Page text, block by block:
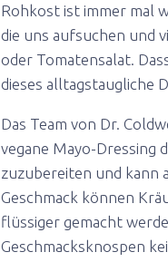
Rohkost ist immer mal
die uns aufsuchen und
oder Tomatensalat.
dieses alltagstaugliche
Das Team von Dr.
vegane Mayo-Dressing
zuzubereiten und kann
Geschmack können
flüssiger gemacht
Geschmacksknospen